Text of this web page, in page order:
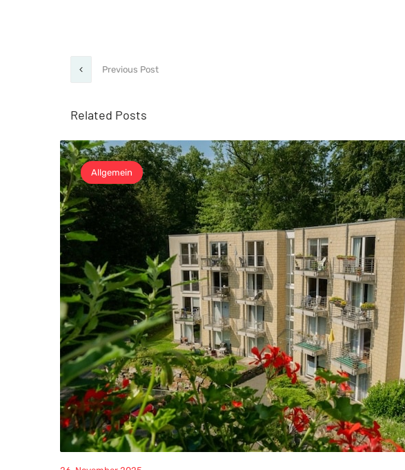
Previous Post
Related Posts
Allgemein